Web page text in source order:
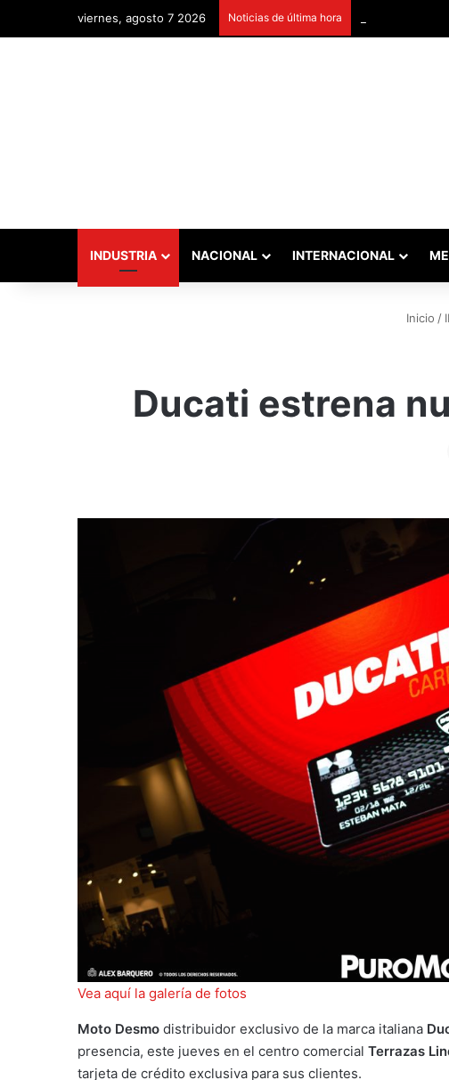
viernes, agosto 7 2026 Noticias de última hora
INDUSTRIA NACIONAL INTERNACIONAL
Inicio /
Ducati estrena
Vea aquí la galería de fotos
Moto Desmo distribuidor exclusivo de la marca italiana
presencia, este jueves en el centro comercial Terrazas
tarjeta de crédito exclusiva para sus clientes.